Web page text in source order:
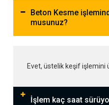
Beton Kesme
musunuz?
Evet, üstelik keşif işlemini
İşlem kaç saat